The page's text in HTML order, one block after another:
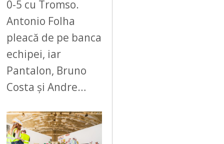
0-5 cu Tromso.
Antonio Folha
pleacă de pe banca
echipei, iar
Pantalon, Bruno
Costa și Andre…